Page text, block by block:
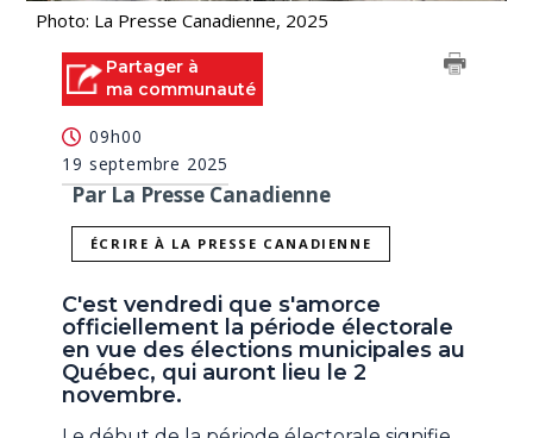
Photo: La Presse Canadienne, 2025
Partager à
ma communauté
09h00
19 septembre 2025
Par La Presse Canadienne
ÉCRIRE À LA PRESSE CANADIENNE
C'est vendredi que s'amorce
officiellement la période électorale
en vue des élections municipales au
Québec, qui auront lieu le 2
novembre.